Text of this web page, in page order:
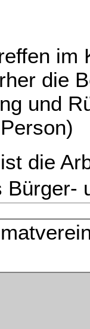
im
die
und
Bürger-